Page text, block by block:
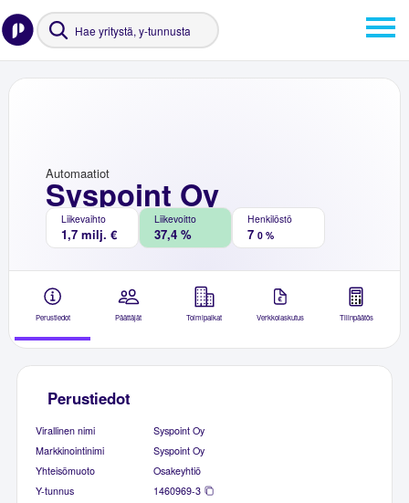
Syspoint Oy
Automaatiot
Liikevaihto
1,7 milj. €
Liikevoitto
37,4 %
Henkilöstö
7 0 %
Perustiedot Päättäjät Toimipaikat Verkkolaskutus Tilinpäätös
Perustiedot
Virallinen nimi
Syspoint Oy
Markkinointinimi
Syspoint Oy
Yhteisömuoto
Osakeyhtiö
Y-tunnus
1460969-3